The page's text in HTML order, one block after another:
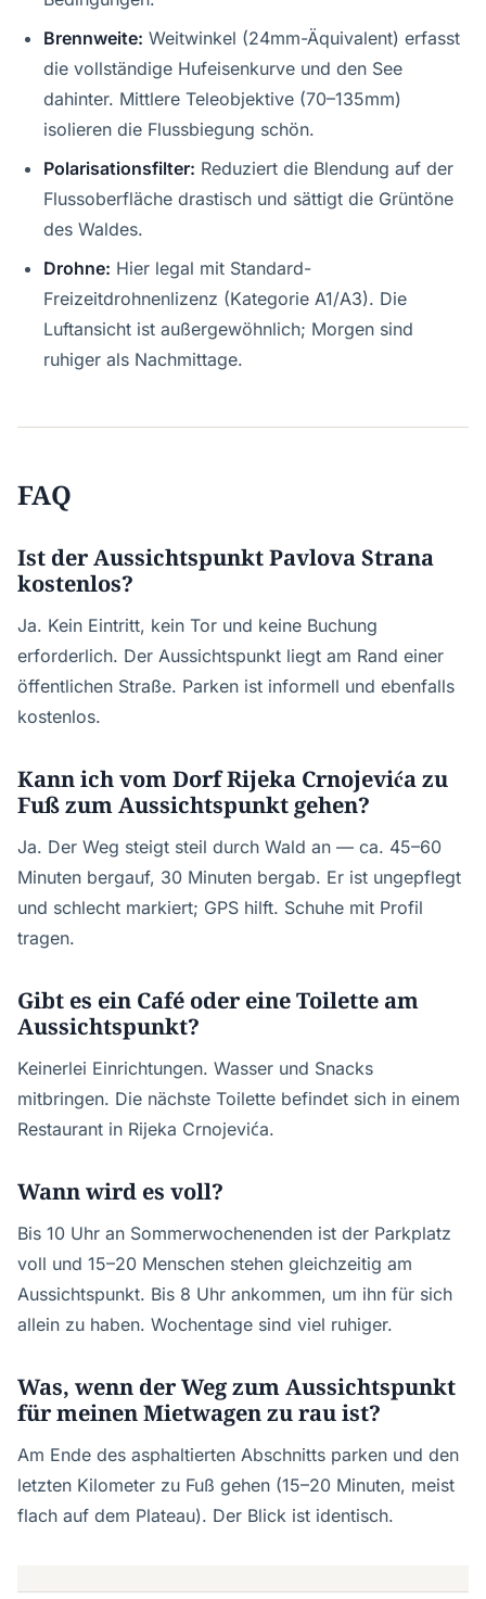
Brennweite: Weitwinkel (24mm-Äquivalent) erfasst
die vollständige Hufeisenkurve und den See
dahinter. Mittlere Teleobjektive (70–135mm)
isolieren die Flussbiegung schön.
Polarisationsfilter: Reduziert die Blendung auf der
Flussoberfläche drastisch und sättigt die Grüntöne
des Waldes.
Drohne: Hier legal mit Standard-
Freizeitdrohnenlizenz (Kategorie A1/A3). Die
Luftansicht ist außergewöhnlich; Morgen sind
ruhiger als Nachmittage.
FAQ
Ist der Aussichtspunkt Pavlova Strana
kostenlos?
Ja. Kein Eintritt, kein Tor und keine Buchung
erforderlich. Der Aussichtspunkt liegt am Rand einer
öffentlichen Straße. Parken ist informell und ebenfalls
kostenlos.
Kann ich vom Dorf Rijeka Crnojevića zu
Fuß zum Aussichtspunkt gehen?
Ja. Der Weg steigt steil durch Wald an — ca. 45–60
Minuten bergauf, 30 Minuten bergab. Er ist ungepflegt
und schlecht markiert; GPS hilft. Schuhe mit Profil
tragen.
Gibt es ein Café oder eine Toilette am
Aussichtspunkt?
Keinerlei Einrichtungen. Wasser und Snacks
mitbringen. Die nächste Toilette befindet sich in einem
Restaurant in Rijeka Crnojevića.
Wann wird es voll?
Bis 10 Uhr an Sommerwochenenden ist der Parkplatz
voll und 15–20 Menschen stehen gleichzeitig am
Aussichtspunkt. Bis 8 Uhr ankommen, um ihn für sich
allein zu haben. Wochentage sind viel ruhiger.
Was, wenn der Weg zum Aussichtspunkt
für meinen Mietwagen zu rau ist?
Am Ende des asphaltierten Abschnitts parken und den
letzten Kilometer zu Fuß gehen (15–20 Minuten, meist
flach auf dem Plateau). Der Blick ist identisch.